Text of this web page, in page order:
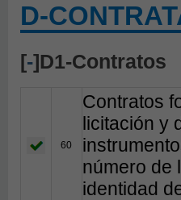
D-
[-]D1-Contratos
60
Contratos
licitación y
número de
identidad